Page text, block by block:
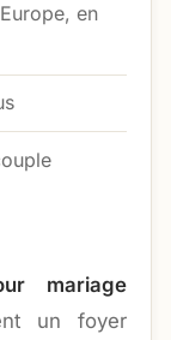
en
mariage
un foyer